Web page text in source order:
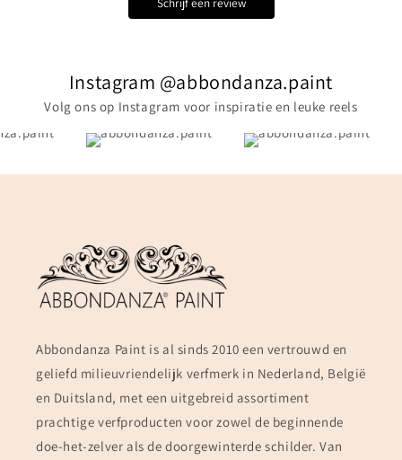
Instagram @abbondanza.paint
Volg ons op Instagram voor inspiratie en leuke reels
Abbondanza Paint is al sinds 2010 een vertrouwd en
geliefd milieuvriendelijk verfmerk in Nederland, België
en Duitsland, met een uitgebreid assortiment
prachtige verfproducten voor zowel de beginnende
doe-het-zelver als de doorgewinterde schilder. Van